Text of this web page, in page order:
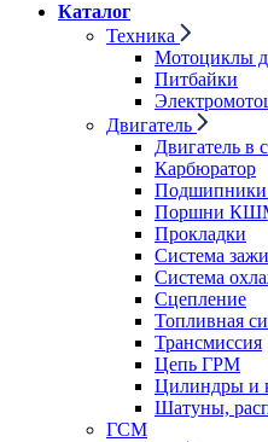
Каталог
Техника
Мотоциклы
Питбайки
Двигатель
Двигатель в
Карбюратор
Подшипники
Поршни
Прокладки
Система
Система
Сцепление
Топливная
Трансмиссия
Цепь ГРМ
Цилиндры и
Шатуны,
ГСМ